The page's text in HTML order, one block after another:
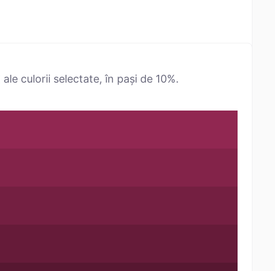
culorii selectate, în pași de 10%.